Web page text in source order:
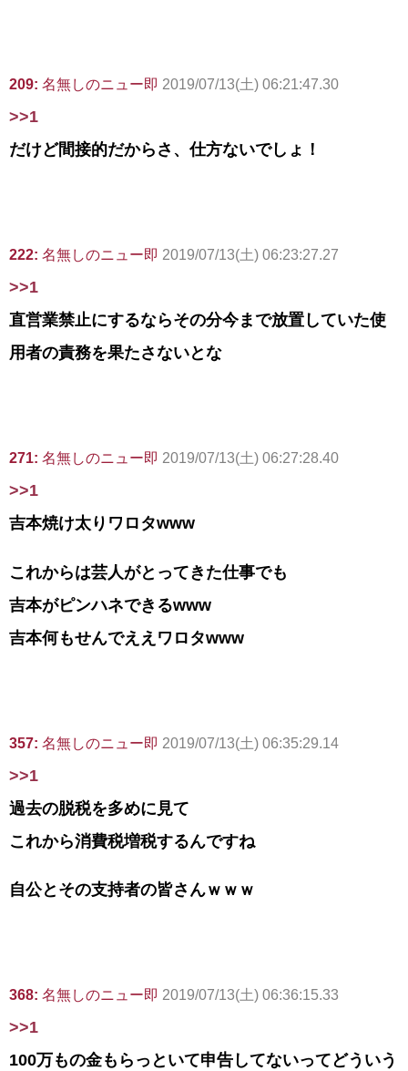
209: 名無しのニュー即 2019/07/13(土) 06:21:47.30
>>1
だけど間接的だからさ、仕方ないでしょ！
222: 名無しのニュー即 2019/07/13(土) 06:23:27.27
>>1
直営業禁止にするならその分今まで放置していた使
用者の責務を果たさないとな
271: 名無しのニュー即 2019/07/13(土) 06:27:28.40
>>1
吉本焼け太りワロタwww
これからは芸人がとってきた仕事でも
吉本がピンハネできるwww
吉本何もせんでええワロタwww
357: 名無しのニュー即 2019/07/13(土) 06:35:29.14
>>1
過去の脱税を多めに見て
これから消費税増税するんですね
自公とその支持者の皆さんｗｗｗ
368: 名無しのニュー即 2019/07/13(土) 06:36:15.33
>>1
100万もの金もらっといて申告してないってどういう